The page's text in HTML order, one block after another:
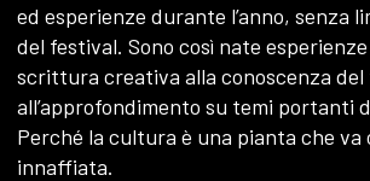
ed esperienze durante l’anno, senza
del festival. Sono così nate
scrittura creativa alla conoscenza
all’approfondimento su temi portanti
Perché la cultura è una pianta che va
innaffiata.